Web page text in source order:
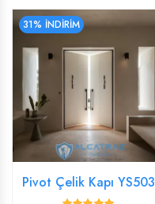
31% İNDİRİM
Pivot Çelik Kapı YS503